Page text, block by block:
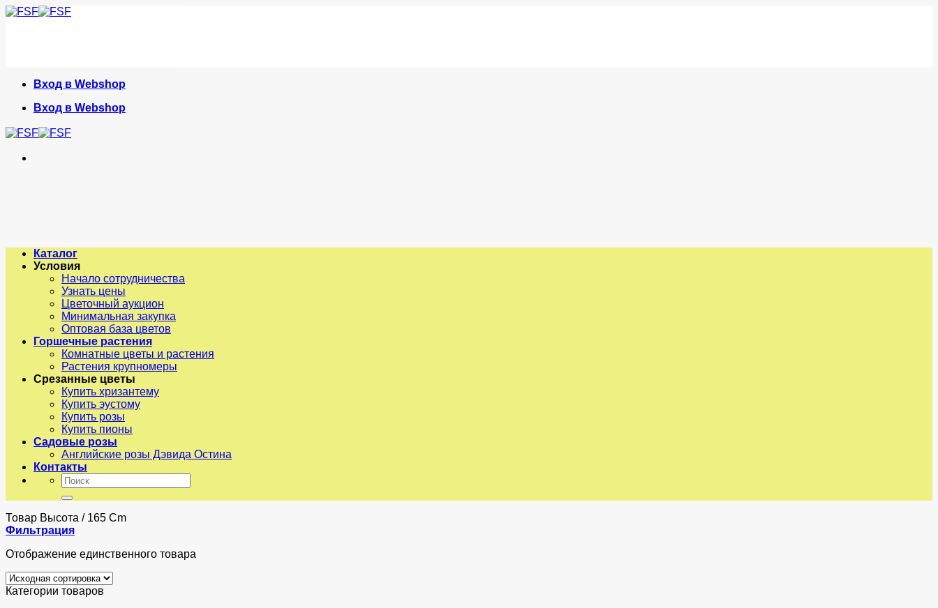
Skip
Вход в Webshop
Вход в Webshop
Каталог
Условия
Начало сотрудничества
Узнать цены
Цветочный аукцион
Минимальная закупка
Оптовая база цветов
Горшечные растения
Комнатные цветы и растения
Растения крупномеры
Срезанные цветы
Купить хризантему
Купить эустому
Купить розы
Купить пионы
Садовые розы
Английские розы Дэвида Остина
Контакты
Искать:
Товар Высота /165 Cm
Фильтрация
Отображение единственного товара
Категории товаров